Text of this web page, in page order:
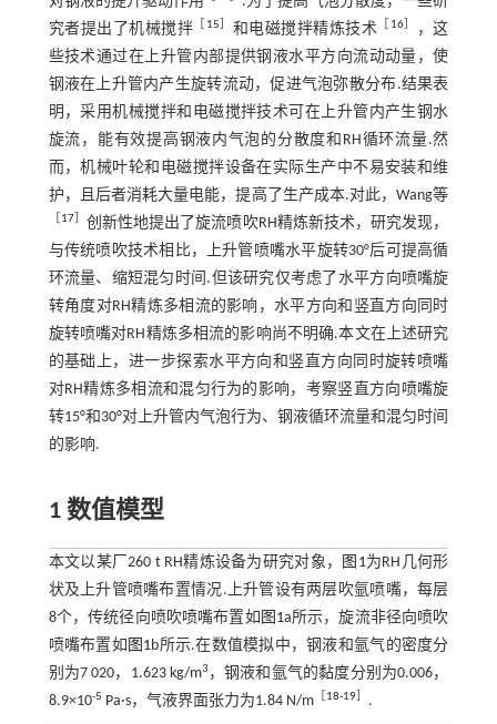
究者提出了机械搅拌 ［ 15］ 和电磁搅拌精炼技术 ［ 16］
，这
些技术通过在上升管内部提供钢液水平方向流动动量，使
钢液在上升管内产生旋转流动，促进气泡弥散分布.结果表
明，采用机械搅拌和电磁搅拌技术可在上升管内产生钢水
旋流，能有效提高钢液内气泡的分散度和RH循环流量.然
而，机械叶轮和电磁搅拌设备在实际生产中不易安装和维
护，且后者消耗大量电能，提高了生产成本.对此，Wang等
［17］ 创新性地提出了旋流喷吹RH精炼新技术，研究发现，
与传统喷吹技术相比，上升管喷嘴水平旋转30°后可提高循
环流量、缩短混匀时间.但该研究仅考虑了水平方向喷嘴旋
转角度对RH精炼多相流的影响，水平方向和竖直方向同时
旋转喷嘴对RH精炼多相流的影响尚不明确.本文在上述研究
的基础上，进一步探索水平方向和竖直方向同时旋转喷嘴
对RH精炼多相流和混匀行为的影响，考察竖直方向喷嘴旋
转15°和30°对上升管内气泡行为、钢液循环流量和混匀时间
的影响.
1 数值模型
本文以某厂260 t RH精炼设备为研究对象， 图1为RH几何形
状及上升管喷嘴布置情况.上升管设有两层吹氩喷嘴，每层
8个，传统径向喷吹喷嘴布置如 图1a所示，旋流非径向喷吹
喷嘴布置如 图1b所示.在数值模拟中，钢液和氩气的密度分
别为7 020，1.623 kg/m3 ，钢液和氩气的黏度分别为0.006，
8.9×10-5 Pa·s，气液界面张力为1.84 N/m［18-19］ .